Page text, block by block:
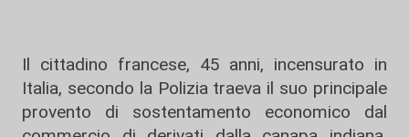
Il cittadino francese, 45 anni, incensurato in
Italia, secondo la Polizia traeva il suo principale
provento di sostentamento economico dal